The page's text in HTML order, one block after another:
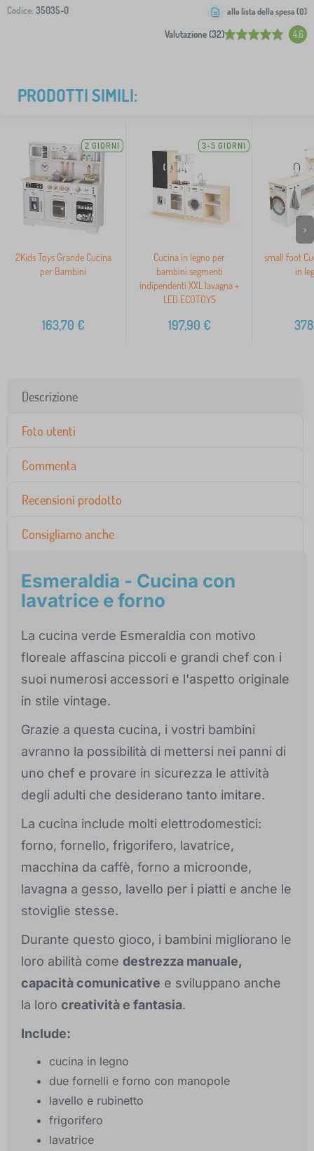
Codice: 35035-0
Valutazione (32) 4.6
alla lista della spesa (0)
PRODOTTI SIMILI:
2 GIORNI
2Kids Toys Grande Cucina
per Bambini
163,70 €
3-5 GIORNI
Cucina in legno per
bambini segmenti
indipendenti XXL lavagna +
LED ECOTOYS
197,90 €
small foot
in
>
Descrizione
Foto utenti
Commenta
Recensioni prodotto
Consigliamo anche
Esmeraldia - Cucina con
lavatrice e forno
La cucina verde Esmeraldia con motivo
floreale affascina piccoli e grandi chef con i
suoi numerosi accessori e l'aspetto originale
in stile vintage.
Grazie a questa cucina, i vostri bambini
avranno la possibilità di mettersi nei panni di
uno chef e provare in sicurezza le attività
degli adulti che desiderano tanto imitare.
La cucina include molti elettrodomestici:
forno, fornello, frigorifero, lavatrice,
macchina da caffè, forno a microonde,
lavagna a gesso, lavello per i piatti e anche le
stoviglie stesse.
Durante questo gioco, i bambini migliorano le
loro abilità come destrezza manuale,
capacità comunicative e sviluppano anche
la loro creatività e fantasia.
Include:
cucina in legno
due fornelli e forno con manopole
lavello e rubinetto
frigorifero
lavatrice